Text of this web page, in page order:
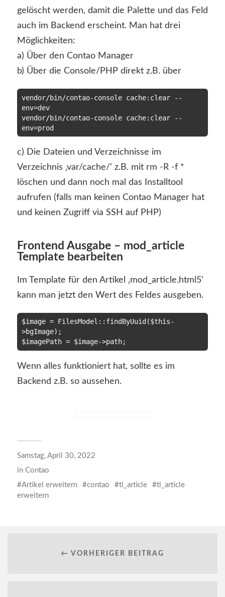
gelöscht werden, damit die Palette und das Feld
auch im Backend erscheint. Man hat drei
Möglichkeiten:
a) Über den Contao Manager
b) Über die Console/PHP direkt z.B. über
vendor/bin/contao-console cache:clear --
env=dev
vendor/bin/contao-console cache:clear --
c) Die Dateien und Verzeichnisse im
Verzeichnis ‚var/cache/‘ z.B. mit rm -R -f *
löschen und dann noch mal das Installtool
aufrufen (falls man keinen Contao Manager hat
und keinen Zugriff via SSH auf PHP)
Frontend Ausgabe – mod_article
Template bearbeiten
Im Template für den Artikel ‚mod_article.html5‘
kann man jetzt den Wert des Feldes ausgeben.
$image = FilesModel::findByUuid($this-
>bgImage);
Wenn alles funktioniert hat, sollte es im
Backend z.B. so aussehen.
Samstag, April 30, 2022
in Contao
Artikel erweitern
contao tl_article
tl_article
erweitern
← VORHERIGER BEITRAG